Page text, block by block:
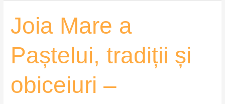
Joia Mare a
Paștelui, tradiții și
obiceiuri –
Joia
Mare
Paștelui,
și
obiceiuri